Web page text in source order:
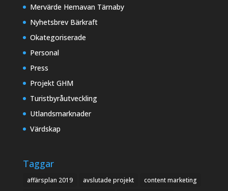
Mervärde Hemavan Tärnaby
Nyhetsbrev Bärkraft
Okategoriserade
Personal
Press
Projekt GHM
Turistbyråutveckling
Utlandsmarknader
Värdskap
Taggar
affärsplan 2019 avslutade projekt
content marketing